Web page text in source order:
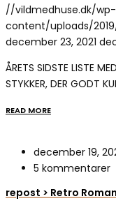
//vildmedhuse.dk/wp-
content/uploads/
december 23, 2021
ÅRETS SIDSTE LISTE
STYKKER, DER GODT
READ MORE
december 19,
5 kommentarer
repost > Retro